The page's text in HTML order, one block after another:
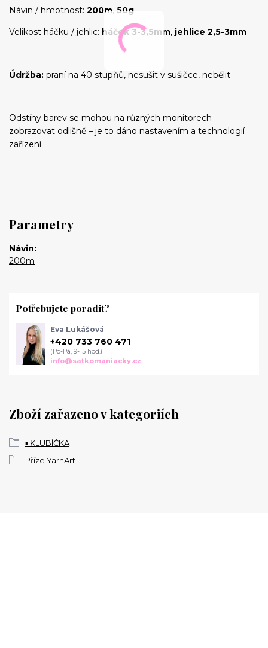
Návin / hmotnost: 200m, 50g
Velikost háčku / jehlic: háček 3-3,5mm, jehlice 2,5-3mm
Údržba: praní na 40 stupňů, nesušit v sušičce, nebělit
Odstíny barev se mohou na různých monitorech
zobrazovat odlišně – je to dáno nastavením a technologií
zařízení.
Parametry
Návin
200m
Zboží zařazeno v kategoriích
▪️ KLUBÍČKA
Příze YarnArt
Potřebujete poradit?
Eva Lukášová
+420 733 760 471
(Po-Pá, 9-15 hod.)
info@satkomaniacky.cz